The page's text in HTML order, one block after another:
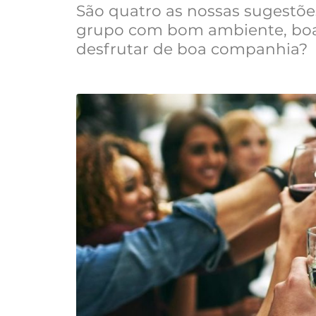
São quatro as nossas
grupo com bom ambiente,
desfrutar de boa companhia?